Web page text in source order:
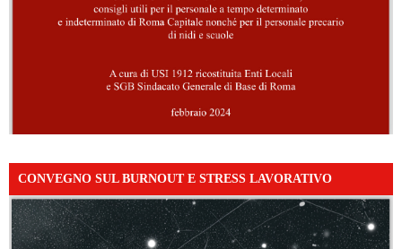
CONVEGNO SUL BURNOUT E STRESS LAVORATIVO